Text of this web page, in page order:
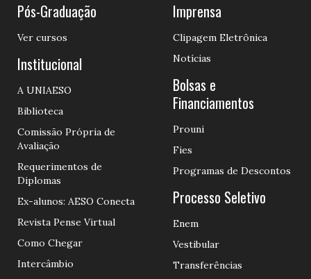
Pós-Graduação
Ver cursos
Institucional
A UNIAESO
Biblioteca
Comissão Própria de
Avaliação
Requerimentos de
Diplomas
Ex-alunos: AESO Conecta
Revista Pense Virtual
Como Chegar
Intercâmbio
Imprensa
Clipagem Eletrônica
Notícias
Bolsas e
Financiamentos
Prouni
Fies
Programas de Descontos
Processo Seletivo
Enem
Vestibular
Transferências